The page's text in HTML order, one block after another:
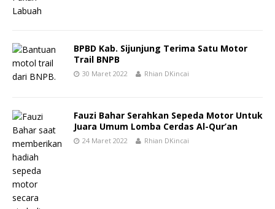
BPBD Kab. Sijunjung Terima Satu Motor
Trail BNPB
30 Maret 2022 Rhian DKincai
Fauzi Bahar Serahkan Sepeda Motor Untuk
Juara Umum Lomba Cerdas Al-Qur’an
24 Maret 2022 Rhian DKincai